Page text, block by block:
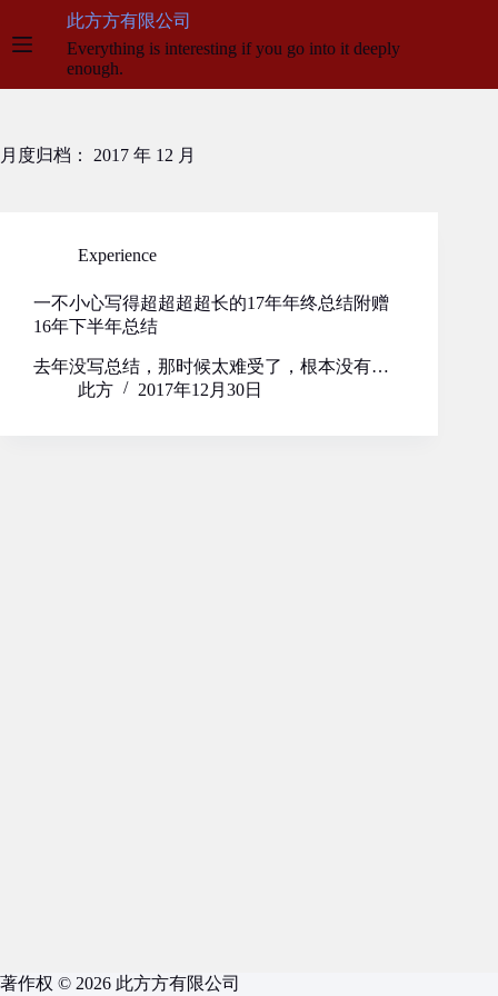
至
内
此方方有限公司
Everything is interesting if you go into it deeply
enough.
月度归档： 2017 年 12 月
Experience
一不小心写得超超超超长的17年年终总结附赠
16年下半年总结
去年没写总结，那时候太难受了，根本没有…
此方
2017年12月30日
著作权 © 2026 此方方有限公司